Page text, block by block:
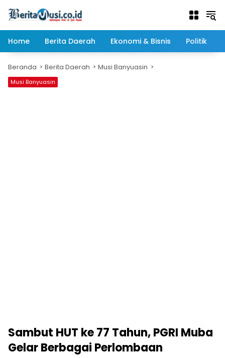
Home
Berita Daerah Ekonomi & Bisnis Politik
Beranda Berita Daerah Musi Banyuasin
Musi Banyuasin
Sambut HUT ke 77 Tahun, PGRI Muba
Gelar Berbagai Perlombaan